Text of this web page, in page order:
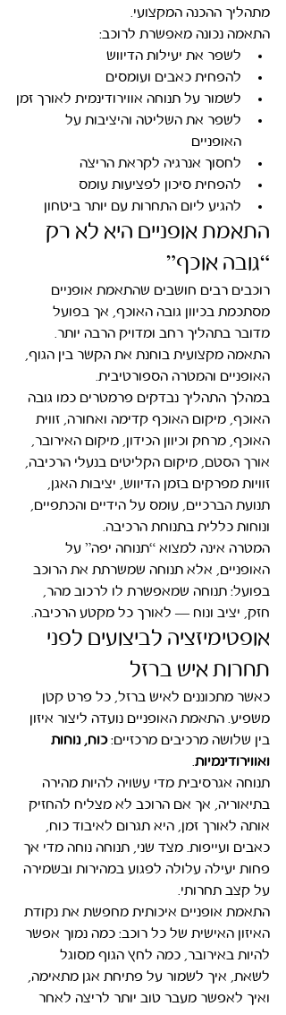
מתהליך ההכנה המקצועי.
התאמה נכונה מאפשרת לרוכב:
לשפר את יעילות הדיווש
להפחית כאבים ועומסים
לשמור על תנוחה אווירודינמית לאורך זמן
לשפר את השליטה והיציבות על
האופניים
לחסוך אנרגיה לקראת הריצה
להפחית סיכון לפציעות עומס
להגיע ליום התחרות עם יותר ביטחון
התאמת אופניים היא לא רק
“גובה אוכף”
רוכבים רבים חושבים שהתאמת אופניים
מסתכמת בכיוון גובה האוכף, אך בפועל
מדובר בתהליך רחב ומדויק הרבה יותר.
התאמה מקצועית בוחנת את הקשר בין הגוף,
האופניים והמטרה הספורטיבית.
במהלך התהליך נבדקים פרמטרים כמו גובה
האוכף, מיקום האוכף קדימה ואחורה, זווית
האוכף, מרחק וכיוון הכידון, מיקום האירובר,
אורך הסטם, מיקום הקליטים בנעלי הרכיבה,
זוויות מפרקים בזמן הדיווש, יציבות האגן,
תנועת הברכיים, עומס על הידיים והכתפיים,
ונוחות כללית בתנוחת הרכיבה.
המטרה אינה למצוא “תנוחה יפה” על
האופניים, אלא תנוחה שמשרתת את הרוכב
בפועל: תנוחה שמאפשרת לו לרכוב מהר,
חזק, יציב ונוח — לאורך כל מקטע הרכיבה.
אופטימיזציה לביצועים לפני
תחרות איש ברזל
כאשר מתכוננים לאיש ברזל, כל פרט קטן
משפיע. התאמת האופניים נועדה ליצור איזון
בין שלושה מרכיבים מרכזיים: כוח, נוחות
ואווירודינמיות.
תנוחה אגרסיבית מדי עשויה להיות מהירה
בתיאוריה, אך אם הרוכב לא מצליח להחזיק
אותה לאורך זמן, היא תגרום לאיבוד כוח,
כאבים ועייפות. מצד שני, תנוחה נוחה מדי אך
פחות יעילה עלולה לפגוע במהירות ובשמירה
על קצב תחרותי.
התאמת אופניים איכותית מחפשת את נקודת
האיזון האישית של כל רוכב: כמה נמוך אפשר
להיות באירובר, כמה לחץ הגוף מסוגל
לשאת, איך לשמור על פתיחת אגן מתאימה,
ואיך לאפשר מעבר טוב יותר לריצה לאחר